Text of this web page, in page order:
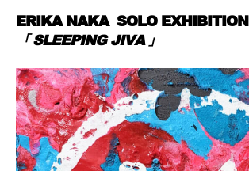
ERIKA NAKA SOLO EXHIBITION
「 SLEEPING JIVA 」